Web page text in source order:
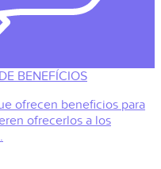
BENEFÍCIOS
ofrecen beneficios para
ofrecerlos a los